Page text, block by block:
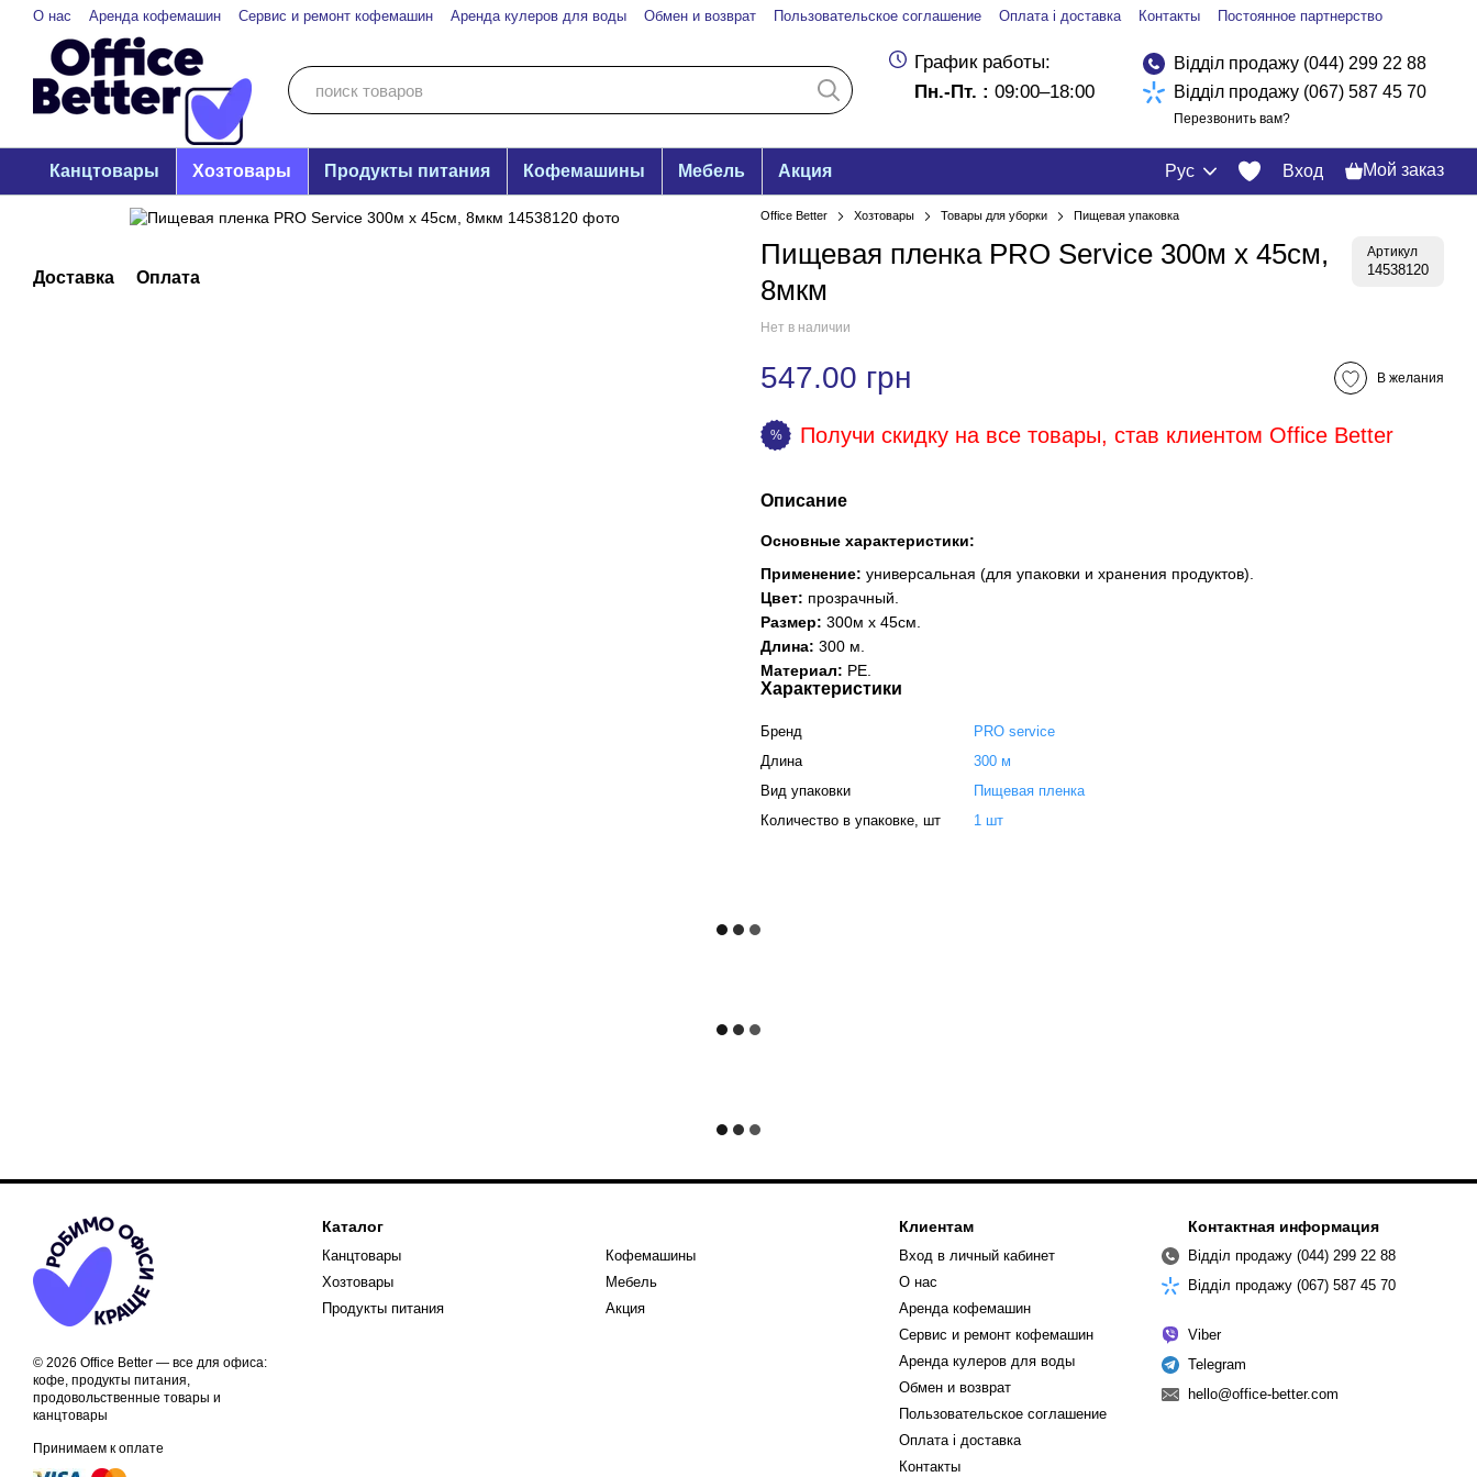
Перейти к основному контенту
О нас Аренда кофемашин Сервис и ремонт кофемашин Аренда кулеров для воды Обмен и возврат Пользовательское соглашение Оплата і доставка Контакты
Постоянное партнерство
Privacy Policy
График работы:
Пн.-Пт. : 09:00–18:00
Відділ продажу (044) 299 22 88
Відділ продажу (067) 587 45 70
Перезвонить вам?
Канцтовары Хозтовары Продукты питания Кофемашины Мебель Акция Рус Вход Мой заказ
Доставка Оплата
Office Better Хозтовары Товары для уборки Пищевая упаковка
Пищевая пленка PRO Service 300м х 45см,
8мкм
Артикул
14538120
Нет в наличии
547.00 грн В желания
% Получи скидку на все товары, став клиентом Office Better
Описание
Основные характеристики:
Применение: универсальная (для упаковки и хранения продуктов).
Цвет: прозрачный.
Размер: 300м х 45см.
Длина: 300 м.
Материал: РЕ.
Характеристики
Бренд
PRO service
Длина
300 м
Вид упаковки
Пищевая пленка
Количество в упаковке, шт
1 шт
© 2026 Office Better — все для офиса:
кофе, продукты питания,
продовольственные товары и
канцтовары
Принимаем к оплате
Каталог
Канцтовары
Хозтовары
Продукты питания
Кофемашины
Мебель
Акция
Клиентам
Вход в личный кабинет
О нас
Аренда кофемашин
Сервис и ремонт кофемашин
Аренда кулеров для воды
Обмен и возврат
Пользовательское соглашение
Оплата і доставка
Контакты
Контактная информация
Відділ продажу (044) 299 22 88
Відділ продажу (067) 587 45 70
Viber
Telegram
hello@office-better.com